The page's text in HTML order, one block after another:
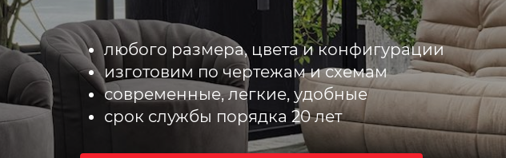
любого размера, цвета и конфигурации
изготовим по чертежам и схемам
современные, легкие, удобные
срок службы порядка 20 лет